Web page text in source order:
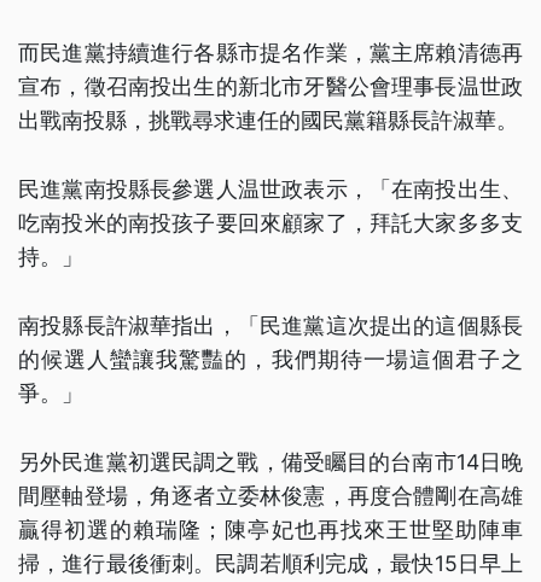
而民進黨持續進行各縣市提名作業，黨主席賴清德再
宣布，徵召南投出生的新北市牙醫公會理事長温世政
出戰南投縣，挑戰尋求連任的國民黨籍縣長許淑華。
民進黨南投縣長參選人温世政表示，「在南投出生、
吃南投米的南投孩子要回來顧家了，拜託大家多多支
持。」
南投縣長許淑華指出，「民進黨這次提出的這個縣長
的候選人蠻讓我驚豔的，我們期待一場這個君子之
爭。」
另外民進黨初選民調之戰，備受矚目的台南市14日晚
間壓軸登場，角逐者立委林俊憲，再度合體剛在高雄
贏得初選的賴瑞隆；陳亭妃也再找來王世堅助陣車
掃，進行最後衝刺。民調若順利完成，最快15日早上